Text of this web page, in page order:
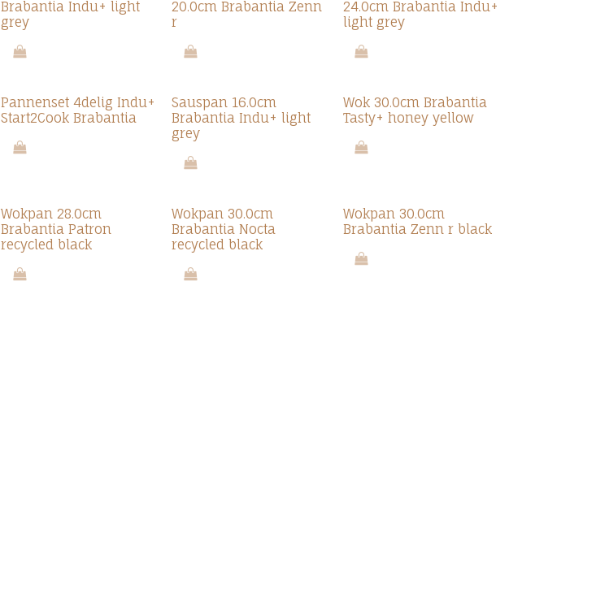
Brabantia Indu+ light
grey
20.0cm Brabantia Zenn
r
24.0cm Brabantia Indu+
light grey
Pannenset 4delig Indu+
Start2Cook Brabantia
Sauspan 16.0cm
Brabantia Indu+ light
grey
Wok 30.0cm Brabantia
Tasty+ honey yellow
Wokpan 28.0cm
Brabantia Patron
recycled black
Wokpan 30.0cm
Brabantia Nocta
recycled black
Wokpan 30.0cm
Brabantia Zenn r black